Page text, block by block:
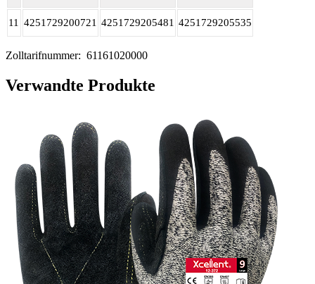
11 4251729200721 4251729205481 4251729205535
Zolltarifnummer: 61161020000
Verwandte Produkte